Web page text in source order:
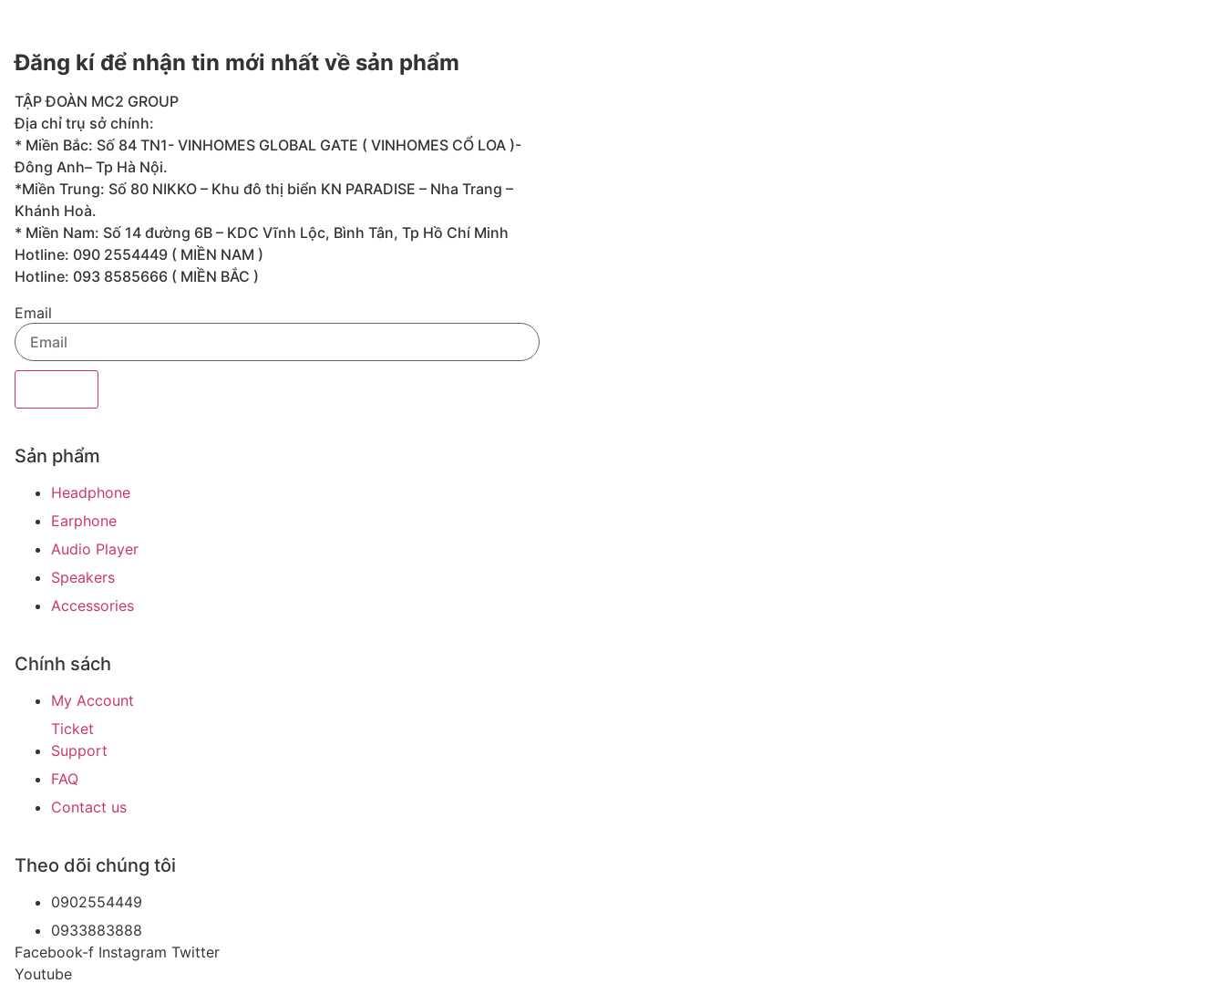
Đăng kí để nhận tin mới nhất về sản phẩm
TẬP ĐOÀN MC2 GROUP
Địa chỉ trụ sở chính:
* Miền Bắc: Số 84 TN1- VINHOMES GLOBAL GATE ( VINHOMES CỔ LOA )-
Đông Anh– Tp Hà Nội.
*Miền Trung: Số 80 NIKKO – Khu đô thị biển KN PARADISE – Nha Trang –
Khánh Hoà.
* Miền Nam: Số 14 đường 6B – KDC Vĩnh Lộc, Bình Tân, Tp Hồ Chí Minh
Hotline: 090 2554449 ( MIỀN NAM )
Hotline: 093 8585666 ( MIỀN BẮC )
Email
Sản phẩm
Headphone
Earphone
Audio Player
Speakers
Accessories
Chính sách
My Account
Ticket
Support
FAQ
Contact us
Theo dõi chúng tôi
0902554449
0933883888
Facebook-f Instagram Twitter
Youtube